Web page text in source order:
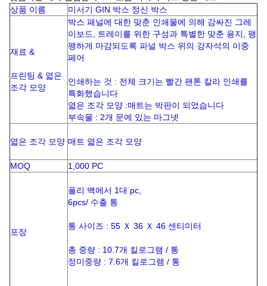
상품 이름
미서기 GIN 박스 정신 박스
재료 &
프린팅 & 엷은
조각 모양
박스 패널에 대한 맞춘 인쇄물에 의해 감싸진 그레
이보드, 트레이를 위한 구성과 특별한 맞춘 용지, 팽
팽하게 마감되도록 파널 박스 위의 강자석의 이중
페어
인쇄하는 것 : 전체 크기는 빨간 팬톤 칼라 인쇄를
특화했습니다
엷은 조각 모양 :매트는 박판이 되었습니다
부속물 : 2개 문에 있는 마그넷
엷은 조각 모양 매트 엷은 조각 모양
MOQ 1,000 PC
포장
폴리 백에서 1대 pc,
6pcs/ 수출 통
통 사이즈 : 55 Ｘ 36 Ｘ 46 센티미터
총 중량 : 10.7개 킬로그램 / 통
정미중량 : 7.6개 킬로그램 / 통